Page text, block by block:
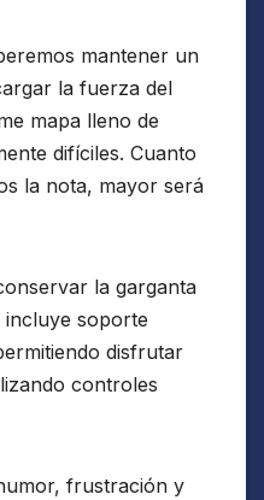
mantener un
la fuerza del
mapa lleno de
difíciles. Cuanto
la nota, mayor será
la garganta
incluye soporte
disfrutar
controles
frustración y